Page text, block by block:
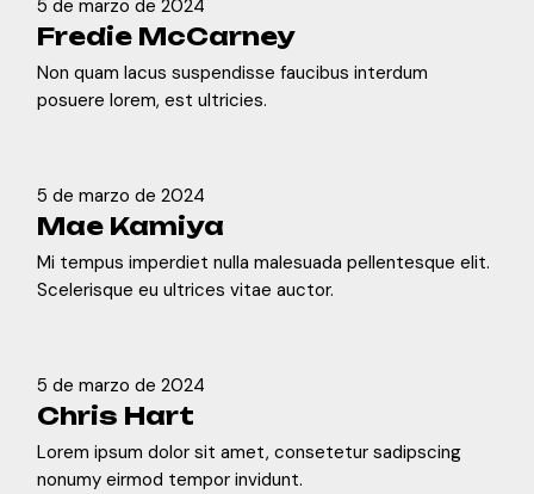
5 de marzo de 2024
Fredie McCarney
Non quam lacus suspendisse faucibus interdum
posuere lorem, est ultricies.
5 de marzo de 2024
Mae Kamiya
Mi tempus imperdiet nulla malesuada pellentesque elit.
Scelerisque eu ultrices vitae auctor.
5 de marzo de 2024
Chris Hart
Lorem ipsum dolor sit amet, consetetur sadipscing
nonumy eirmod tempor invidunt.